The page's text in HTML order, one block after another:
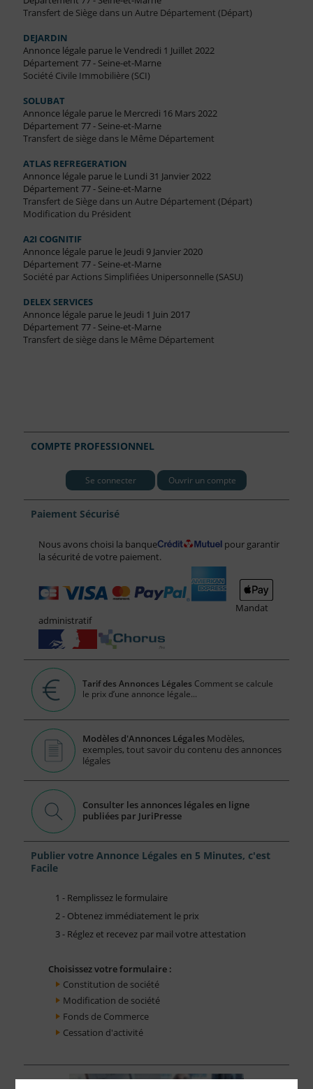
Transfert de Siège dans un Autre Département (Départ)
DEJARDIN
Annonce légale parue le Vendredi 1 Juillet 2022
Département 77 - Seine-et-Marne
Société Civile Immobilière (SCI)
SOLUBAT
Annonce légale parue le Mercredi 16 Mars 2022
Département 77 - Seine-et-Marne
Transfert de siège dans le Même Département
ATLAS REFREGERATION
Annonce légale parue le Lundi 31 Janvier 2022
Département 77 - Seine-et-Marne
Transfert de Siège dans un Autre Département (Départ)
Modification du Président
A2I COGNITIF
Annonce légale parue le Jeudi 9 Janvier 2020
Département 77 - Seine-et-Marne
Société par Actions Simplifiées Unipersonnelle (SASU)
DELEX SERVICES
Annonce légale parue le Jeudi 1 Juin 2017
Département 77 - Seine-et-Marne
Transfert de siège dans le Même Département
COMPTE PROFESSIONNEL
Se connecter Ouvrir un compte
Paiement Sécurisé
Nous avons choisi la banque
pour garantir
la sécurité de votre paiement.
Mandat
administratif
Tarif des Annonces Légales Comment se calcule
le prix d’une annonce légale...
Modèles d'Annonces Légales Modèles,
exemples, tout savoir du contenu des annonces
légales
Consulter les annonces légales en ligne
publiées par JuriPresse
Publier votre Annonce Légales en 5 Minutes, c'est
Facile
1 - Remplissez le formulaire
2 - Obtenez immédiatement le prix
3 - Réglez et recevez par mail votre attestation
Choisissez votre formulaire :
Constitution de société
Modification de société
Fonds de Commerce
Cessation d'activité